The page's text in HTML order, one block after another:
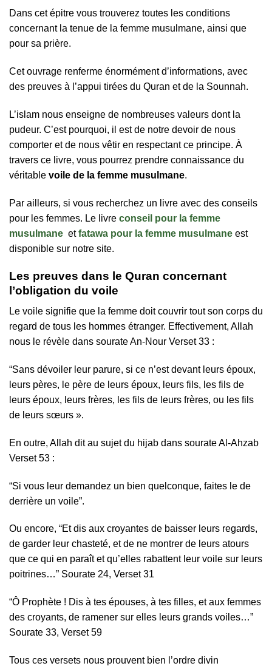
Dans cet épitre vous trouverez toutes les conditions
concernant la tenue de la femme musulmane, ainsi que
pour sa prière.
Cet ouvrage renferme énormément d’informations, avec
des preuves à l’appui tirées du Quran et de la Sounnah.
L’islam nous enseigne de nombreuses valeurs dont la
pudeur. C’est pourquoi, il est de notre devoir de nous
comporter et de nous vêtir en respectant ce principe. À
travers ce livre, vous pourrez prendre connaissance du
véritable voile de la femme musulmane.
Par ailleurs, si vous recherchez un livre avec des conseils
pour les femmes. Le livre conseil pour la femme
musulmane etfatawa pour la femme musulmane est
disponible sur notre site.
Les preuves dans le Quran concernant
l’obligation du voile
Le voile signifie que la femme doit couvrir tout son corps du
regard de tous les hommes étranger. Effectivement, Allah
nous le révèle dans sourate An-Nour Verset 33 :
“Sans dévoiler leur parure, si ce n’est devant leurs époux,
leurs pères, le père de leurs époux, leurs fils, les fils de
leurs époux, leurs frères, les fils de leurs frères, ou les fils
de leurs sœurs ».
En outre, Allah dit au sujet du hijab dans sourate Al-Ahzab
Verset 53 :
“Si vous leur demandez un bien quelconque, faites le de
derrière un voile”.
Ou encore, “Et dis aux croyantes de baisser leurs regards,
de garder leur chasteté, et de ne montrer de leurs atours
que ce qui en paraît et qu’elles rabattent leur voile sur leurs
poitrines…” Sourate 24, Verset 31
“Ô Prophète ! Dis à tes épouses, à tes filles, et aux femmes
des croyants, de ramener sur elles leurs grands voiles…”
Sourate 33, Verset 59
Tous ces versets nous prouvent bien l’ordre divin